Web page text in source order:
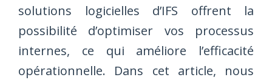
solutions logicielles d’IFS offrent la
possibilité d’optimiser vos processus
internes, ce qui améliore l’efficacité
opérationnelle. Dans cet article, nous